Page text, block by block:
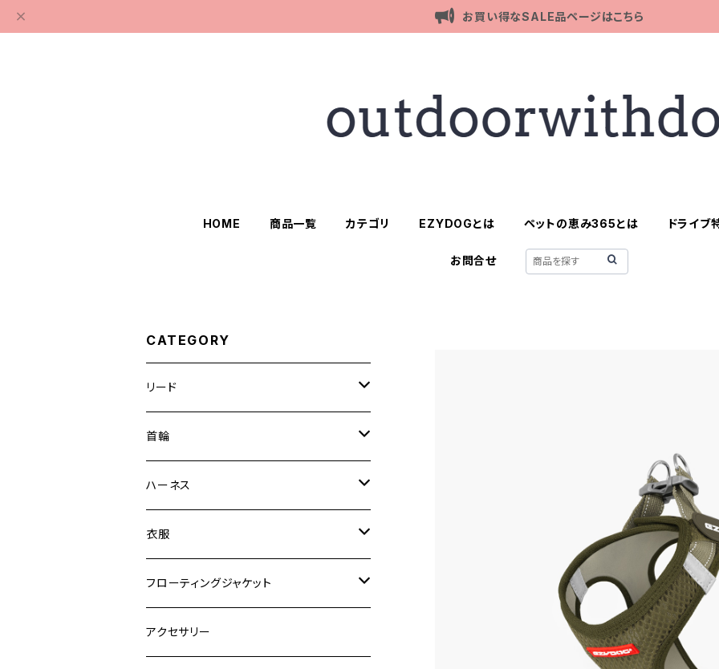
お買い得なSALE品ページはこちら
HOME 商品一覧 カテゴリ EZYDOGとは ペットの恵み365とは ドライブ
お問合せ
CATEGORY
リード
エッセンシャル
ゼロショック
ロードランナー
ヴァリオ
デニム＆コーデュロイ
首輪
エッセンシャル
ネオカラー
ダブルロックカラー
デニム＆コーデュロイ
ハーネス
エッセンシャル
ハーネス
クイックハーネス
衣服
ラッシュガード
フローティングジャケット
DFDブースト
アクセサリー